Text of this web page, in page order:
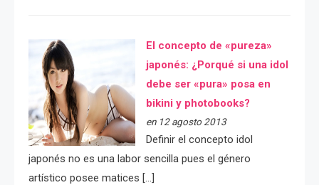
El concepto de «pureza»
japonés: ¿Porqué si una idol
debe ser «pura» posa en
bikini y photobooks?
en 12 agosto 2013
Definir el concepto idol
japonés no es una labor sencilla pues el género
artístico posee matices […]